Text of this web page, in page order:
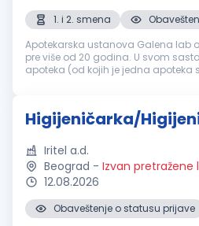
1. i 2. smena
Apotekarska ustanova Galena lab
pre više od 20 godina. U svom
apoteka (od kojih je jedna apoteka
Higijeničarka/
Iritel a.d.
Beograd - Izvan pretražene
12.08.2026
Obaveštenje o statusu prijave